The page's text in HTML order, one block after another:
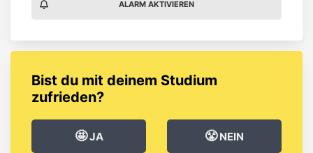
ALARM AKTIVIEREN
Bist du mit deinem Studium
zufrieden?
🤩JA 😤NEIN